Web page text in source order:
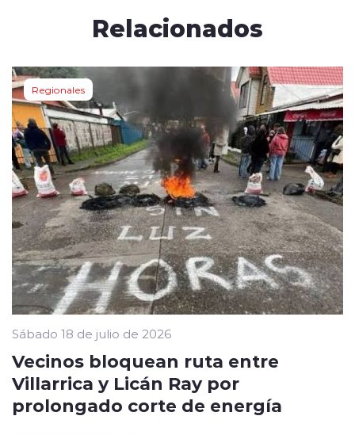
Relacionados
Regionales
Sábado 18 de julio de 2026
Vecinos bloquean ruta entre
Villarrica y Licán Ray por
prolongado corte de energía